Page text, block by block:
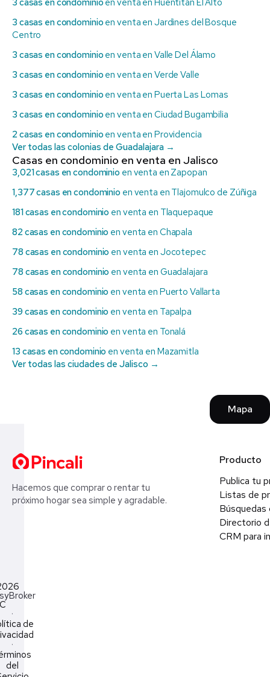
3 casas en condominio en venta en Jardines del Bosque
Centro
3 casas en condominio en venta en Valle Del Álamo
3 casas en condominio en venta en Verde Valle
3 casas en condominio en venta en Puerta Las Lomas
3 casas en condominio en venta en Ciudad Bugambilia
2 casas en condominio en venta en Providencia
Ver todas las colonias de Guadalajara →
Casas en condominio en venta en Jalisco
3,021 casas en condominio en venta en Zapopan
1,377 casas en condominio en venta en Tlajomulco de Zúñiga
181 casas en condominio en venta en Tlaquepaque
82 casas en condominio en venta en Chapala
78 casas en condominio en venta en Jocotepec
78 casas en condominio en venta en Guadalajara
58 casas en condominio en venta en Puerto Vallarta
39 casas en condominio en venta en Tapalpa
26 casas en condominio en venta en Tonalá
13 casas en condominio en venta en Mazamitla
Ver todas las ciudades de Jalisco →
Mapa
Hacemos que comprar o rentar tu
próximo hogar sea simple y agradable.
Producto
Publica tu
Listas de
Búsquedas
Directorio
CRM para
·
de
·
del